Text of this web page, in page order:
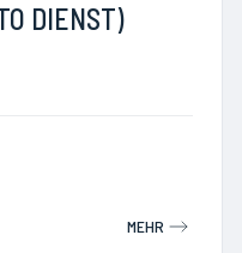
DIENST)
MEHR